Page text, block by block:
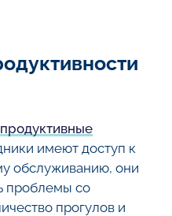
имеют доступ к
обслуживанию, они
проблемы со
прогулов и